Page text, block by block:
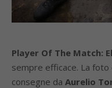
Player Of The Match:
sempre efficace. La
consegne da Aurelio